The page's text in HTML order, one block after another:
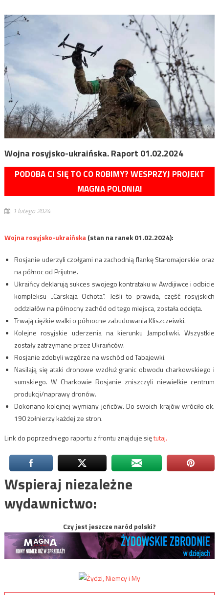
Wojna rosyjsko-ukraińska. Raport 01.02.2024
PODOBA CI SIĘ TO CO ROBIMY? WESPRZYJ PROJEKT
MAGNA POLONIA!
1 lutego 2024
Wojna rosyjsko-ukraińska(stan na ranek 01.02.2024):
Rosjanie uderzyli czołgami na zachodnią flankę Staromajorskie oraz
na północ od Prijutne.
Ukraińcy deklarują sukces swojego kontrataku w Awdijiwce i odbicie
kompleksu „Carskaja Ochota”. Jeśli to prawda, część rosyjskich
oddziałów na północny zachód od tego miejsca, została odcięta.
Trwają ciężkie walki o północne zabudowania Kliszczeiwki.
Kolejne rosyjskie uderzenia na kierunku Jampoliwki. Wszystkie
zostały zatrzymane przez Ukraińców.
Rosjanie zdobyli wzgórze na wschód od Tabajewki.
Nasilają się ataki dronowe wzdłuż granic obwodu charkowskiego i
sumskiego. W Charkowie Rosjanie zniszczyli niewielkie centrum
produkcji/naprawy dronów.
Dokonano kolejnej wymiany jeńców. Do swoich krajów wróciło ok.
190 żołnierzy każdej ze stron.
Link do poprzedniego raportu z frontu znajduje siętutaj.
Wspieraj niezależne
wydawnictwo:
Czy jest jeszcze naród polski?